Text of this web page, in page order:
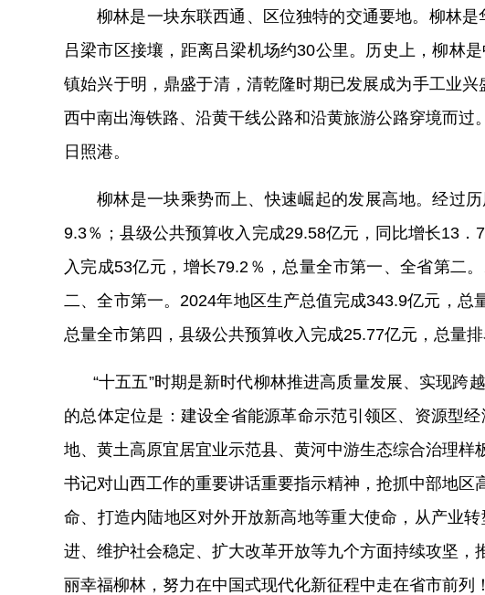
柳林是一块东联西通、区位独特的交通要地。 柳林是
吕梁市 区接壤 ，距离吕梁机场约30公里。历史上 ，柳林
镇始兴于明，鼎盛于清，清乾隆时期已发展成为手工业兴
西中南出海铁路、沿黄干线公路和沿黄旅游公路穿境而过。
日照港。
柳林是一块乘势而上、快速崛起的发展高地。经过历
9.3％ ；县级公共预算收入完成29.58亿元， 同比增长13． 7
入完成53亿元，增长79.2％ ，总量全市第一、全省第二。
二、全市第一。2024年地区生产总值完成343.9亿元，总
总量全市第四，县级公共预算收入完成25.77亿元，总量
“十五五”时期是新时代柳林推进高质量发展、实现跨
的总体定位是 ： 建设全省能源革命示范引领区、资源型
地、黄土高原宜居宜业示范县、黄河中游生态综合治理样
书记对山西工作的重要讲话重要指示精神， 抢抓中部地区
命、打造内陆地区对外开放新高地等重大使命，从产业
进、维护社会稳定、扩大改革开放等九个方面持续攻坚，
丽幸福柳林，努力在中国式现代化新征程中走在省市前列！